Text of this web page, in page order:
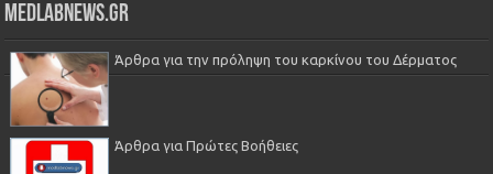
Medlabnews.gr
Άρθρα για την πρόληψη του καρκίνου του Δέρματος
Άρθρα για Πρώτες Βοήθειες